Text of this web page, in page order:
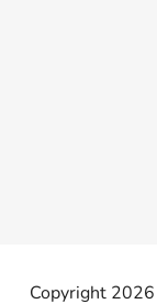
Copyright 2026